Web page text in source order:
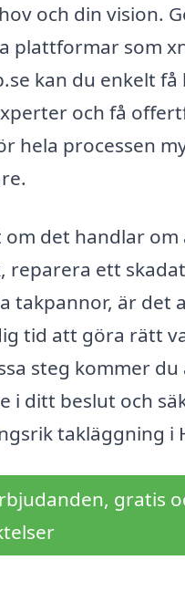
och din vision.
plattformar som
kan du enkelt
och få
hela processen
om det handlar
reparera ett
takpannor, är det
tid att göra rätt
steg kommer
i ditt beslut och
takläggning i
gratis